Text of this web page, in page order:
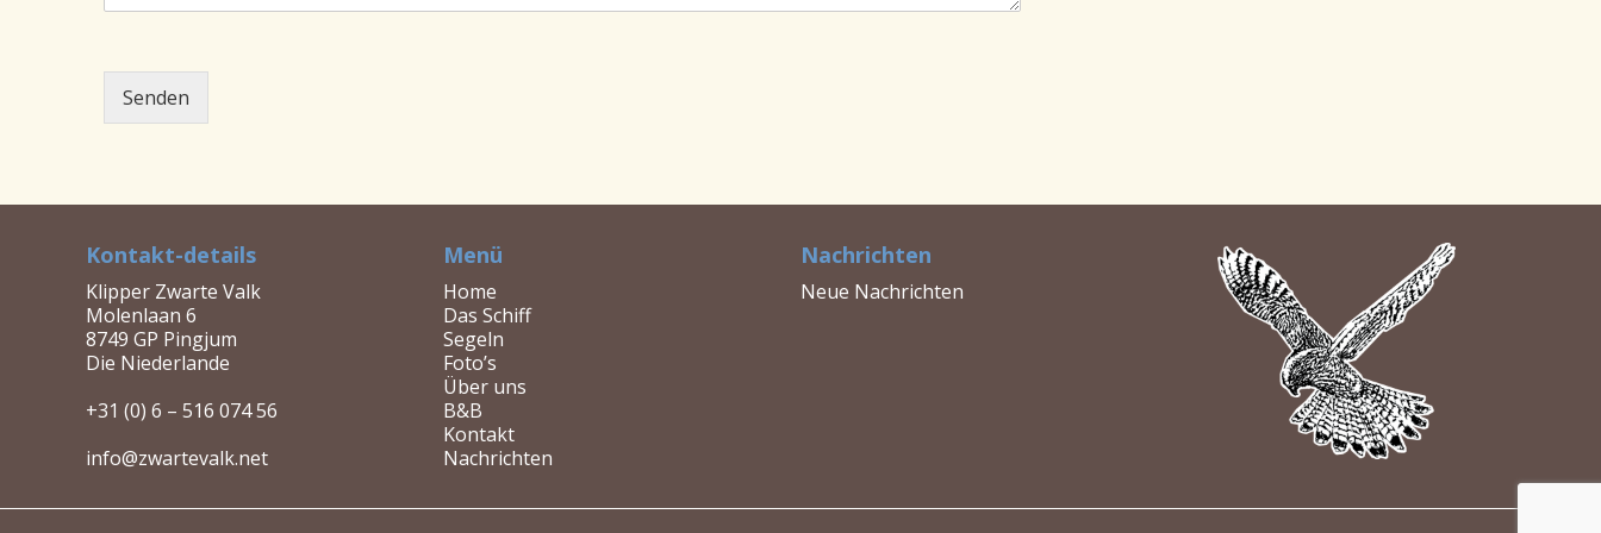
Senden
Kontakt-details
Klipper Zwarte Valk
Molenlaan 6
8749 GP Pingjum
Die Niederlande
+31 (0) 6 – 516 074 56
info@zwartevalk.net
Menü
Home
Das Schiff
Segeln
Foto’s
Über uns
B&B
Kontakt
Nachrichten
Nachrichten
Neue Nachrichten